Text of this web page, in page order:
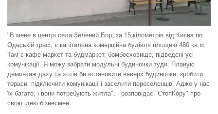
"В мене в центрі села Зелений Бор, за 15 кілометрів від Києва по
Одеській трасі, є капітальна комерційна будівля площею 480 кв.м.
Там є кафе-маркет та будмаркет, бомбосховище, підведені усі
комунікації. Я можу забрати модульні будиночки туди. Планую
демонтаж даху та хотів би встановити наверх будиночки, зробити
тераси, підключити комунікації і заселити переселенців. Адже у нас
їх багато, і вони потребують житла", - розповідає "СтопКору" про
свою ідею бізнесмен.